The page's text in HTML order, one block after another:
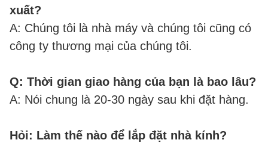
xuất?
A: Chúng tôi là nhà máy và chúng tôi cũng có
công ty thương mại của chúng tôi.
Q: Thời gian giao hàng của bạn là bao lâu?
A: Nói chung là 20-30 ngày sau khi đặt hàng.
Hỏi: Làm thế nào để lắp đặt nhà kính?